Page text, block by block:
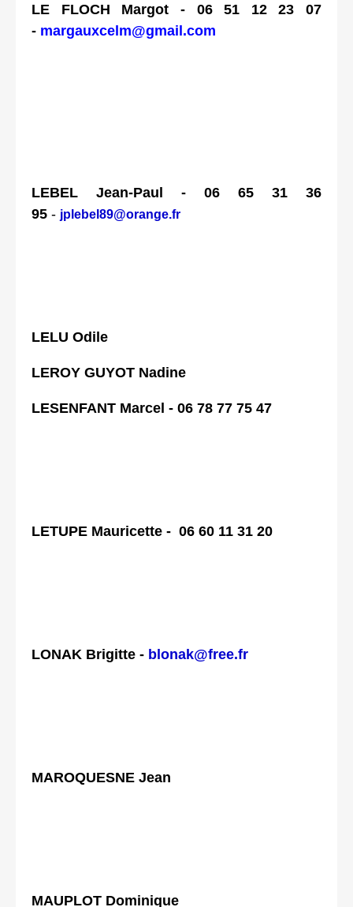
LE FLOCH Margot - 06 51 12 23 07
- margauxcelm@gmail.com
LEBEL Jean-Paul - 06 65 31 36
95 - jplebel89@orange.fr
LELU Odile
LEROY GUYOT Nadine
LESENFANT Marcel - 06 78 77 75 47
LETUPE Mauricette - 06 60 11 31 20
LONAK Brigitte - blonak@free.fr
MAROQUESNE Jean
MAUPLOT Dominique